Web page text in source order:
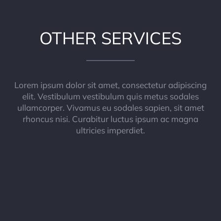
OTHER SERVICES
Lorem ipsum dolor sit amet, consectetur adipiscing
elit. Vestibulum vestibulum quis metus sodales
ullamcorper. Vivamus eu sodales sapien, sit amet
rhoncus nisi. Curabitur luctus ipsum ac magna
ultricies imperdiet.